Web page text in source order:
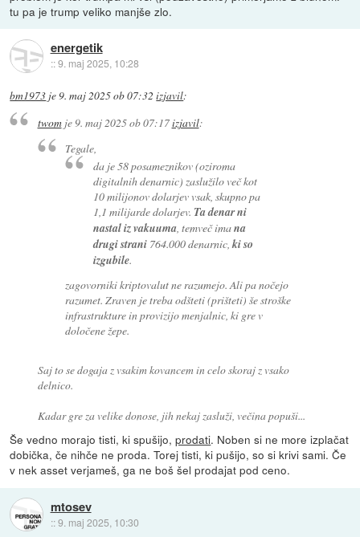
tu pa je trump veliko manjše zlo.
energetik
::9. maj 2025, 10:28
bm1973 je9. maj 2025 ob 07:32 izjavil:
twomje 9. maj 2025 ob 07:17izjavil:
Tegale,
da je 58 posameznikov (oziroma
digitalnih denarnic) zaslužilo več kot
10 milijonov dolarjev vsak, skupno pa
1,1 milijarde dolarjev. Ta denar ni
nastal iz vakuuma, temveč imana
drugi strani764.000 denarnic,ki so
izgubile.
zagovorniki kriptovalut ne razumejo. Ali pa nočejo
razumet. Zraven je treba odšteti (prišteti) še stroške
infrastrukture in provizijo menjalnic, ki gre v
določene žepe.
Saj to se dogaja z vsakim kovancem in celo skoraj z vsako
delnico.
Kadar gre za velike donose, jih nekaj zasluži, večina popuši...
Še vedno morajo tisti, ki spušijo,prodati. Noben si ne more izplačat
dobička, če nihče ne proda. Torej tisti, ki pušijo, so si krivi sami. Če
v nek asset verjameš, ga ne boš šel prodajat pod ceno.
mtosev
::9. maj 2025, 10:30